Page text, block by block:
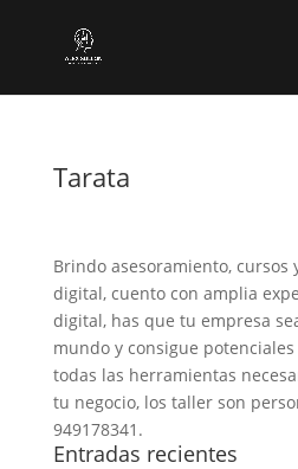
Tarata
Brindo asesoramiento,
digital, cuento con amplia
digital, has que tu empresa
mundo y consigue
todas las herramientas
tu negocio, los taller son
949178341.
Entradas recientes